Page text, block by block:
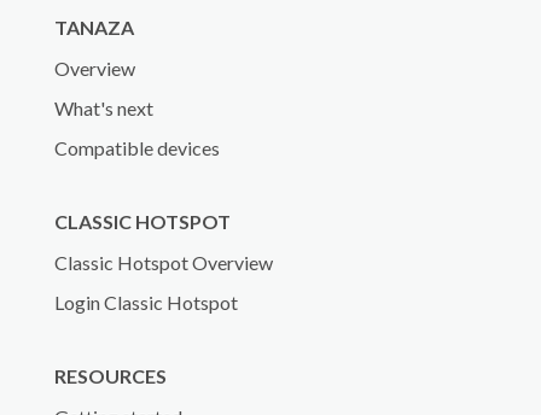
TANAZA
Overview
What's next
Compatible devices
CLASSIC HOTSPOT
Classic Hotspot Overview
Login Classic Hotspot
RESOURCES